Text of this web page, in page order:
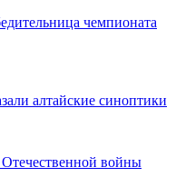
чемпионата
алтайские синоптики
войны